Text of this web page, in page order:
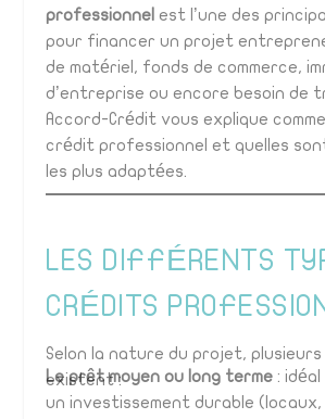
professionnel est l’une des
pour financer un projet
de matériel, fonds de commerce,
d’entreprise ou encore besoin de
Accord-Crédit vous explique
crédit professionnel et quelles
les plus adaptées.
LES DIFFÉRENTS
CRÉDITS
Selon la nature du projet,
existent :
Le prêt moyen ou long terme :
un investissement durable (locaux,